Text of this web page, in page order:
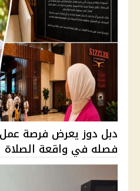
دبل دوز يعرض فرصة
فصله في واقعة الصلاة